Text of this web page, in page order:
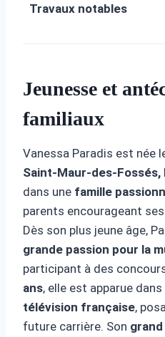
Travaux notables
Jeunesse et
familiaux
Vanessa Paradis est née
Saint-Maur-des-Fossés,
dans une famille
parents encourageant
Dès son plus jeune âge,
grande passion pour la
participant à des
ans, elle est apparue dans
télévision française,
future carrière. Son